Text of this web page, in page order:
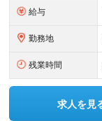
給与
勤務地
残業時間
求人を見